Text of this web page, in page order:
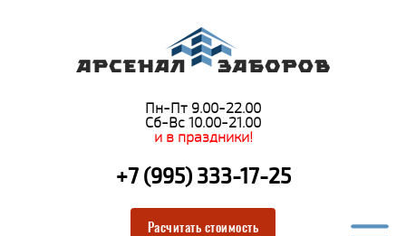
Пн-Пт 9.00-22.00
Сб-Вс 10.00-21.00
и в праздники!
+7 (995) 333-17-25
Расчитать стоимость